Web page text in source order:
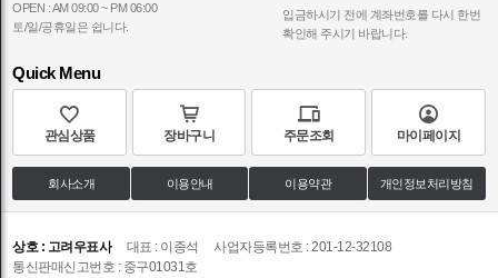
OPEN : AM 09:00 ~ PM 06:00
토/일/공휴일은 쉽니다.
입금하시기 전에 계좌번호를 다시 한번
확인해 주시기 바랍니다.
Quick Menu
관심상품 장바구니 주문조회 마이페이지
회사소개 이용안내 이용약관 개인정보처리방침
상호 : 고려우표사 대표 : 이종석
사업자등록번호 : 201-12-32108
통신판매신고번호 : 중구01031호